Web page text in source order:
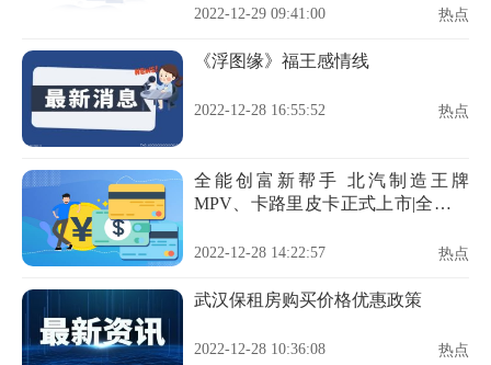
2022-12-29 09:41:00 热点
《浮图缘》福王感情线
2022-12-28 16:55:52 热点
全能创富新帮手 北汽制造王牌
MPV、卡路里皮卡正式上市|全球微
2022-12-28 14:22:57 热点
武汉保租房购买价格优惠政策
2022-12-28 10:36:08 热点